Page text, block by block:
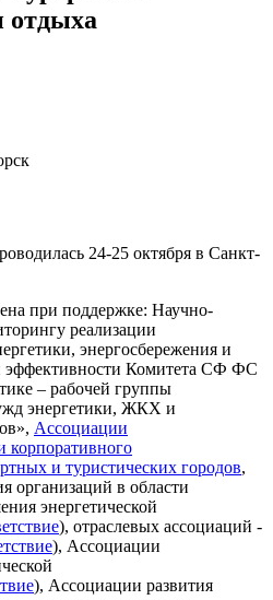
отдыха
24-25 октября в Санкт-
при поддержке: Научно-
реализации
энергосбережения и
эффективности Комитета СФ ФС
– рабочей группы
энергетики, ЖКХ и
Ассоциации
корпоративного
и туристических городов,
организаций в области
энергетической
), отраслевых ассоциаций -
), Ассоциации
), Ассоциации развития